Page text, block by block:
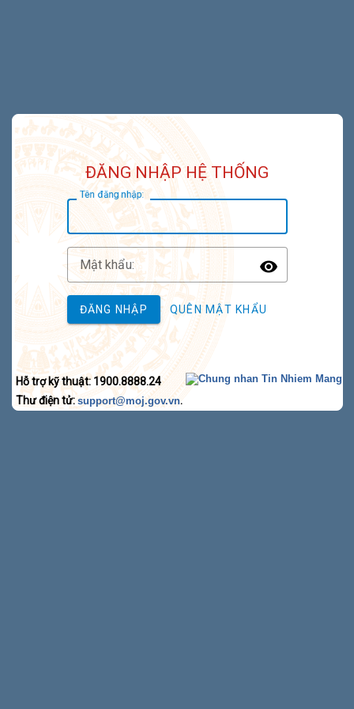
ĐĂNG NHẬP HỆ THỐNG
Tên đăng nhập:
Mật khẩu:
Toggle
ĐĂNG NHẬP QUÊN MẬT KHẨU
Hỗ trợ kỹ thuật: 1900.8888.24
Thư điện tử: support@moj.gov.vn.